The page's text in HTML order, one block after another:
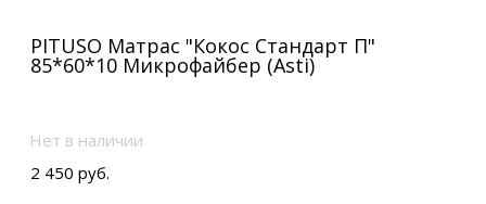
PITUSO Матрас "Кокос Стандарт П"
85*60*10 Микрофайбер (Asti)
Нет в наличии
2 450 руб.